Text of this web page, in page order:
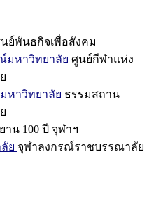
ย์พันธกิจเพื่อสังคม
มหาวิทยาลัย ศูนย์กีฬาแห่ง
หาวิทยาลัย ธรรมสถาน
าน 100 ปี จุฬาฯ
ย จุฬาลงกรณ์ราชบรรณาลัย